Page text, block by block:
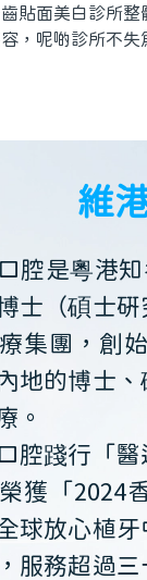
面美白診所整
，呢啲診所不失
維
腔是粵港
士（碩士
集團，創
地的博士
。
腔踐行「
獲「2024
球放心植
服務超過